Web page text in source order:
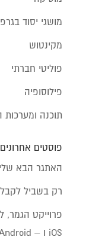
מושגי יסוד
מקינטוש
פוליטי חברתי
פילוסופיה
תוכנה
פוסטים אחרונים
האתגר הבא שלי
רק בשביל לקבל
פרוייקט הגמר,
iOS ו – Android